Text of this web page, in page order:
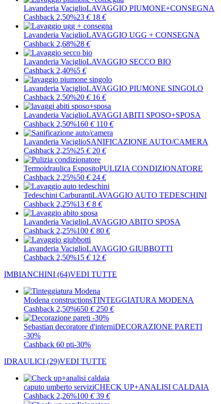
Lavanderia VaciglioLAVAGGIO PIUMONE+CONSEGNA
Cashback 2,50%23 € 18 €
Lavanderia VaciglioLAVAGGIO UGG + CONSEGNA
Cashback 2,68%28 €
Lavanderia VaciglioLAVAGGIO SECCO BIO
Cashback 2,40%5 €
Lavanderia VaciglioLAVAGGIO PIUMONE SINGOLO
Cashback 2,50%20 € 16 €
Lavanderia VaciglioLAVAGGI ABITI SPOSO+SPOSA
Cashback 2,50%160 € 110 €
Lavanderia VaciglioSANIFICAZIONE AUTO/CAMERA
Cashback 2,25%25 € 20 €
Termoidraulica EspositoPULIZIA CONDIZIONATORE
Cashback 2,25%50 € 24 €
Tedeschini CarburantiLAVAGGIO AUTO TEDESCHINI
Cashback 2,25%13 € 8 €
Lavanderia VaciglioLAVAGGIO ABITO SPOSA
Cashback 2,25%100 € 80 €
Lavanderia VaciglioLAVAGGIO GIUBBOTTI
Cashback 2,50%15 € 12 €
IMBIANCHINI (64)VEDI TUTTE
Modena constructionsTINTEGGIATURA MODENA
Cashback 2,50%650 € 250 €
Sebastian decoratore d'interniDECORAZIONE PARETI
-30%
Cashback 60 pti-30%
IDRAULICI (29)VEDI TUTTE
caputo umberto serviziCHECK UP+ANALISI CALDAIA
Cashback 2,26%100 € 39 €